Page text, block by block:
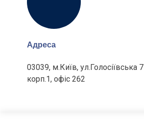
Адреса
03039, м.Київ, ул.Голосіївська 7
корп.1, офіс 262